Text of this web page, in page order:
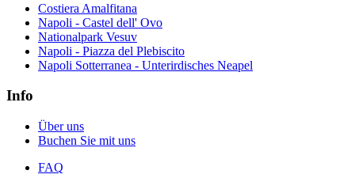
Costiera Amalfitana
Napoli - Castel dell' Ovo
Nationalpark Vesuv
Napoli - Piazza del Plebiscito
Napoli Sotterranea - Unterirdisches Neapel
Info
Über uns
Buchen Sie mit uns
FAQ